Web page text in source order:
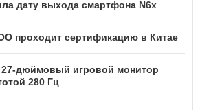
дату выхода смартфона N6x
проходит сертификацию в Китае
дюймовый игровой монитор
280 Гц